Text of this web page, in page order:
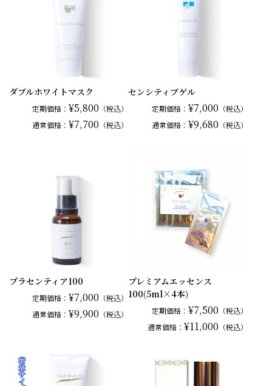
ダブルホワイトマスク
定期価格：¥5,800 （税込）
通常価格：¥7,700 （税込）
センシティブゲル
定期価格： ¥7,000 （税込）
通常価格： ¥9,680 （税込）
プラセンティア100
定期価格：¥7,000 （税込）
通常価格：¥9,900 （税込）
プレミアムエッセンス
100(5ml×4本)
定期価格： ¥7,500 （税込）
通常価格： ¥11,000 （税込）